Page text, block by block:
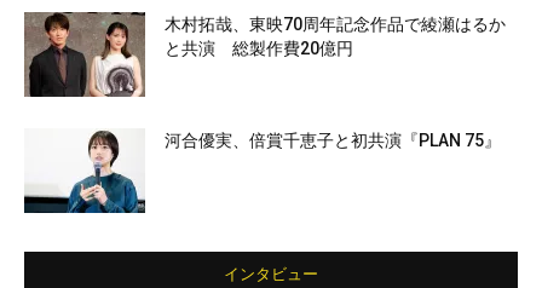
木村拓哉、東映70周年記念作品で綾瀬はるか
と共演 総製作費20億円
河合優実、倍賞千恵子と初共演『PLAN 75』
インタビュー